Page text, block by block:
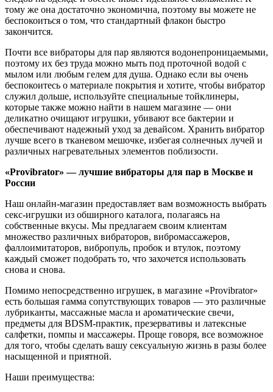
тому же она достаточно экономична, поэтому вы можете не
беспокоиться о том, что стандартный флакон быстро
закончится.
Почти все вибраторы для пар являются водонепроницаемыми,
поэтому их без труда можно мыть под проточной водой с
мылом или любым гелем для душа. Однако если вы очень
беспокоитесь о материале покрытия и хотите, чтобы вибратор
служил дольше, используйте специальные тойклинеры,
которые также можно найти в нашем магазине — они
деликатно очищают игрушки, убивают все бактерии и
обеспечивают надежный уход за девайсом. Хранить вибратор
лучше всего в тканевом мешочке, избегая солнечных лучей и
различных нагревательных элементов поблизости.
«Provibrator» — лучшие вибраторы для пар в Москве и
России
Наш онлайн-магазин предоставляет вам возможность выбрать
секс-игрушки из обширного каталога, полагаясь на
собственные вкусы. Мы предлагаем своим клиентам
множество различных вибраторов, вибромассажеров,
фаллоимитаторов, вибропуль, пробок и втулок, поэтому
каждый сможет подобрать то, что захочется использовать
снова и снова.
Помимо непосредственно игрушек, в магазине «Provibrator»
есть большая гамма сопутствующих товаров — это различные
лубриканты, массажные масла и ароматические свечи,
предметы для BDSM-практик, презервативы и латексные
салфетки, помпы и массажеры. Проще говоря, все возможное
для того, чтобы сделать вашу сексуальную жизнь в разы более
насыщенной и приятной.
Наши преимущества: